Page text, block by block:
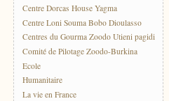
Centre Dorcas House Yagma
Centre Loni Souma Bobo Dioulasso
Centres du Gourma Zoodo Utieni pagidi
Comité de Pilotage Zoodo-Burkina
Ecole
Humanitaire
La vie en France